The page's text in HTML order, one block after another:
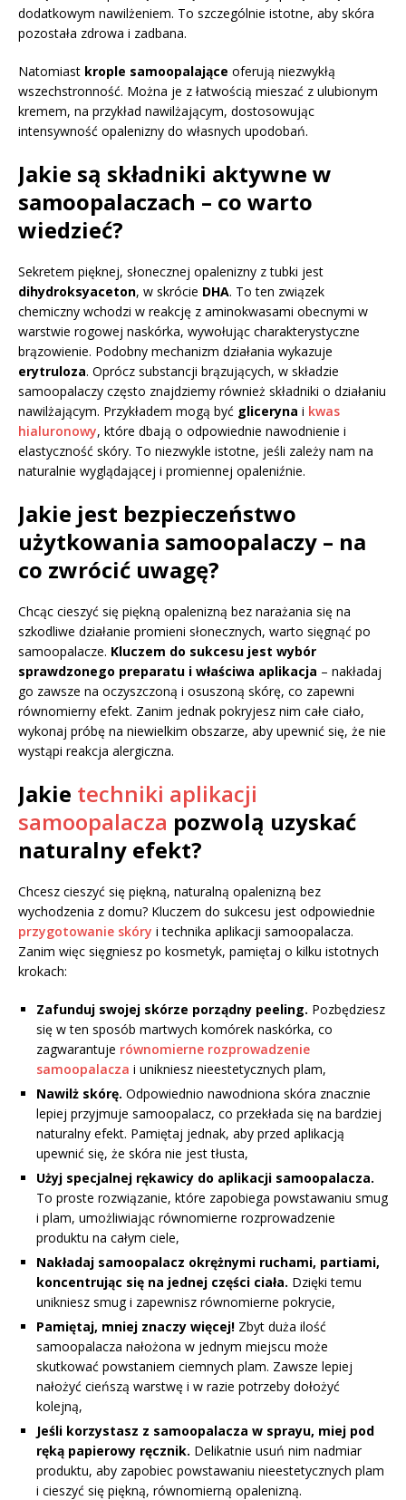
dodatkowym nawilżeniem. To szczególnie istotne, aby skóra
pozostała zdrowa i zadbana.
Natomiast krople samoopalające oferują niezwykłą
wszechstronność. Można je z łatwością mieszać z ulubionym
kremem, na przykład nawilżającym, dostosowując
intensywność opalenizny do własnych upodobań.
Jakie są składniki aktywne w
samoopalaczach – co warto
wiedzieć?
Sekretem pięknej, słonecznej opalenizny z tubki jest
dihydroksyaceton, w skrócie DHA. To ten związek
chemiczny wchodzi w reakcję z aminokwasami obecnymi w
warstwie rogowej naskórka, wywołując charakterystyczne
brązowienie. Podobny mechanizm działania wykazuje
erytruloza. Oprócz substancji brązujących, w składzie
samoopalaczy często znajdziemy również składniki o działaniu
nawilżającym. Przykładem mogą być gliceryna i kwas
hialuronowy, które dbają o odpowiednie nawodnienie i
elastyczność skóry. To niezwykle istotne, jeśli zależy nam na
naturalnie wyglądającej i promiennej opaleniźnie.
Jakie jest bezpieczeństwo
użytkowania samoopalaczy – na
co zwrócić uwagę?
Chcąc cieszyć się piękną opalenizną bez narażania się na
szkodliwe działanie promieni słonecznych, warto sięgnąć po
samoopalacze. Kluczem do sukcesu jest wybór
sprawdzonego preparatu i właściwa aplikacja – nakładaj
go zawsze na oczyszczoną i osuszoną skórę, co zapewni
równomierny efekt. Zanim jednak pokryjesz nim całe ciało,
wykonaj próbę na niewielkim obszarze, aby upewnić się, że nie
wystąpi reakcja alergiczna.
Jakie techniki aplikacji
samoopalacza pozwolą uzyskać
naturalny efekt?
Chcesz cieszyć się piękną, naturalną opalenizną bez
wychodzenia z domu? Kluczem do sukcesu jest odpowiednie
przygotowanie skóry i technika aplikacji samoopalacza.
Zanim więc sięgniesz po kosmetyk, pamiętaj o kilku istotnych
krokach:
Zafunduj swojej skórze porządny peeling. Pozbędziesz
się w ten sposób martwych komórek naskórka, co
zagwarantuje równomierne rozprowadzenie
samoopalacza i unikniesz nieestetycznych plam,
Nawilż skórę. Odpowiednio nawodniona skóra znacznie
lepiej przyjmuje samoopalacz, co przekłada się na bardziej
naturalny efekt. Pamiętaj jednak, aby przed aplikacją
upewnić się, że skóra nie jest tłusta,
Użyj specjalnej rękawicy do aplikacji samoopalacza.
To proste rozwiązanie, które zapobiega powstawaniu smug
i plam, umożliwiając równomierne rozprowadzenie
produktu na całym ciele,
Nakładaj samoopalacz okrężnymi ruchami, partiami,
koncentrując się na jednej części ciała. Dzięki temu
unikniesz smug i zapewnisz równomierne pokrycie,
Pamiętaj, mniej znaczy więcej! Zbyt duża ilość
samoopalacza nałożona w jednym miejscu może
skutkować powstaniem ciemnych plam. Zawsze lepiej
nałożyć cieńszą warstwę i w razie potrzeby dołożyć
kolejną,
Jeśli korzystasz z samoopalacza w sprayu, miej pod
ręką papierowy ręcznik. Delikatnie usuń nim nadmiar
produktu, aby zapobiec powstawaniu nieestetycznych plam
i cieszyć się piękną, równomierną opalenizną.